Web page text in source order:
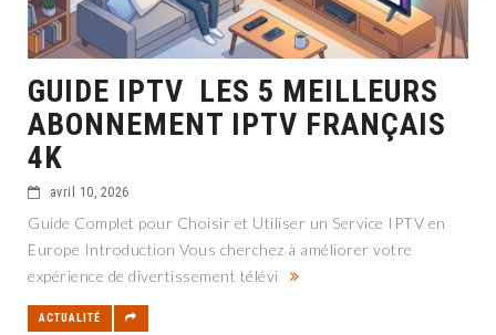
GUIDE IPTV LES 5 MEILLEURS
ABONNEMENT IPTV FRANÇAIS
4K
avril 10, 2026
Guide Complet pour Choisir et Utiliser un Service IPTV en
Europe Introduction Vous cherchez à améliorer votre
expérience de divertissement télévi
ACTUALITÉ